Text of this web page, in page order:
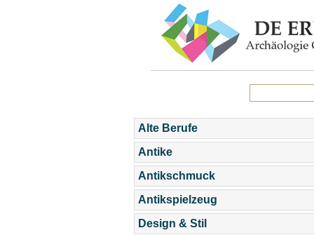
Alte Berufe
Antike
Antikschmuck
Antikspielzeug
Design & Stil